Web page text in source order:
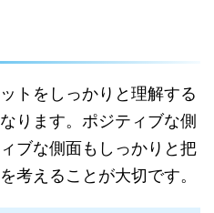
トをしっかりと理解する
ります。ポジティブな側
ブな側面もしっかりと把
考えることが大切です。